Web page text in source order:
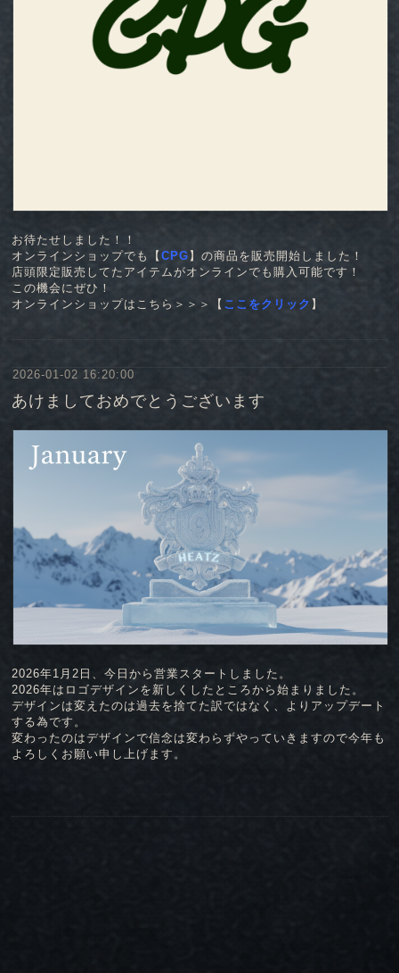
お待たせしました！！
オンラインショップでも【CPG 】の商品を販売開始しました！
店頭限定販売してたアイテムがオンラインでも購入可能です！
この機会にぜひ！
オンラインショップはこちら＞＞＞【 ここをクリック 】
2026-01-02 16:20:00
あけましておめでとうございます
2026年1月2日、今日から営業スタートしました。
2026年はロゴデザインを新しくしたところから始まりました。
デザインは変えたのは過去を捨てた訳ではなく、よりアップデート
する為です。
変わったのはデザインで信念は変わらずやっていきますので今年も
よろしくお願い申し上げます。